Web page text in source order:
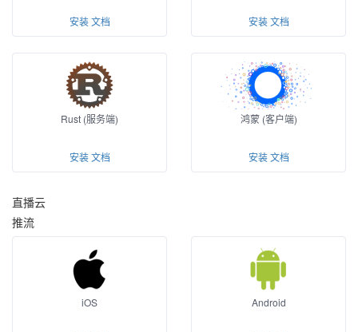
安装 文档 安装 文档
Rust (服务端)
安装 文档
鸿蒙 (客户端)
安装 文档
直播云
推流
iOS Android